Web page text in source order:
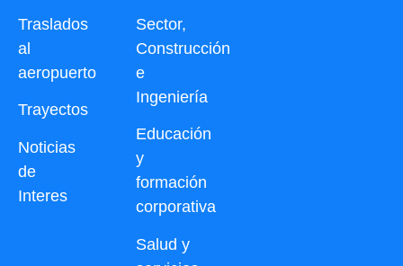
Traslados
al
aeropuerto
Trayectos
Noticias
de
Interes
Sector,
Construcción
e
Ingeniería
Educación
y
formación
corporativa
Salud y